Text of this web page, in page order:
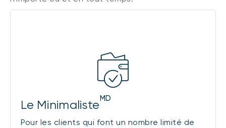
Le MinimalisteMD
Pour les clients qui font un nombre limité de